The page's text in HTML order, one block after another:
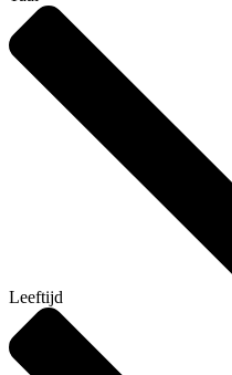
Leeftijd